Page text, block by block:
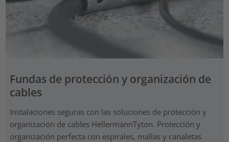
Fundas de protección y organización de
cables
Instalaciones seguras con las soluciones de protección y
organización de cables HellermannTyton. Protección y
organización perfecta con espirales, mallas y canaletas